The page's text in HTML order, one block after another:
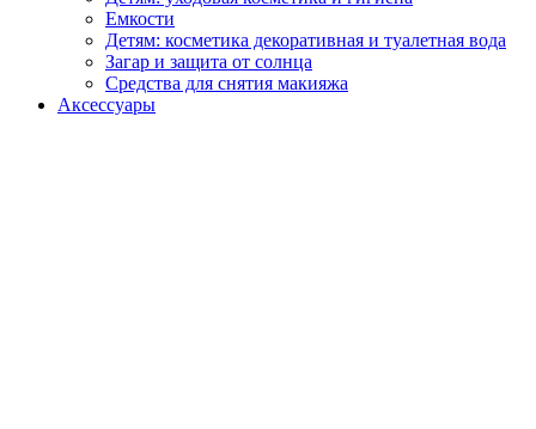
Емкости
Детям: косметика декоративная и туалетная вода
Загар и защита от солнца
Средства для снятия макияжа
Аксессуары